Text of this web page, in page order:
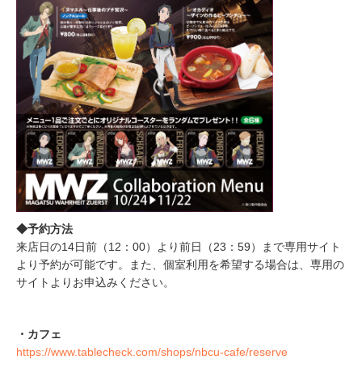
◆予約方法
来店日の14日前（12：00）より前日（23：59）まで専用サイト
より予約が可能です。また、個室利用を希望する場合は、専用の
サイトよりお申込みください。
・カフェ
https://www.tablecheck.com/shops/nbcu-cafe/reserve